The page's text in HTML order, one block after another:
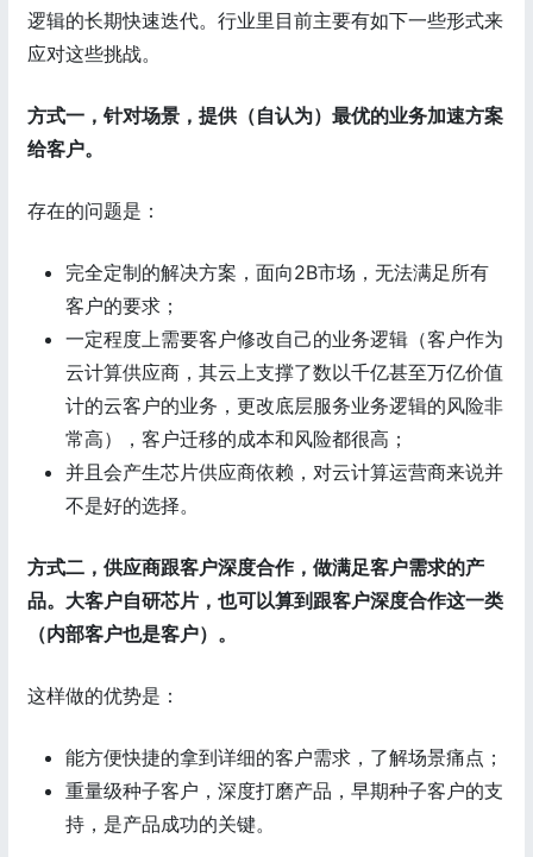
逻辑的长期快速迭代。行业里目前主要有如下一些形式来
应对这些挑战。
方式一，针对场景，提供（自认为）最优的业务加速方案
给客户。
存在的问题是：
完全定制的解决方案，面向2B市场，无法满足所有
客户的要求；
一定程度上需要客户修改自己的业务逻辑（客户作为
云计算供应商，其云上支撑了数以千亿甚至万亿价值
计的云客户的业务，更改底层服务业务逻辑的风险非
常高），客户迁移的成本和风险都很高；
并且会产生芯片供应商依赖，对云计算运营商来说并
不是好的选择。
方式二，供应商跟客户深度合作，做满足客户需求的产
品。大客户自研芯片，也可以算到跟客户深度合作这一类
（内部客户也是客户）。
这样做的优势是：
能方便快捷的拿到详细的客户需求，了解场景痛点；
重量级种子客户，深度打磨产品，早期种子客户的支
持，是产品成功的关键。